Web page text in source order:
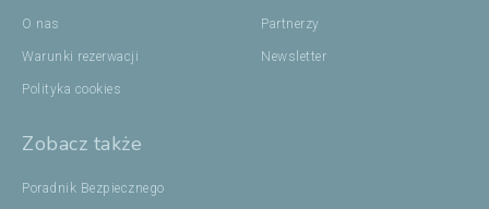
O nas
Warunki rezerwacji
Polityka cookies
Partnerzy
Newsletter
Zobacz także
Poradnik Bezpiecznego